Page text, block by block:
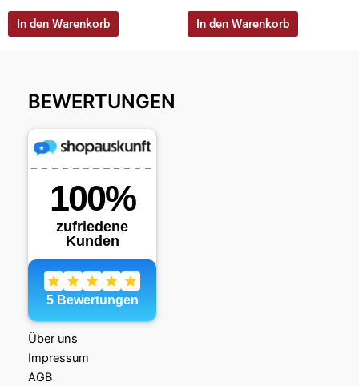
In den Warenkorb In den Warenkorb
BEWERTUNGEN
Über uns
Impressum
AGB